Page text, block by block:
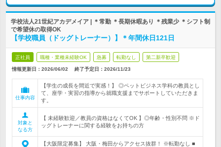
学校法人21世紀アカデメイア | ＊常勤 ＊長期休暇あり ＊残業少 ＊シフト制
で希望休の取得OK
【学校職員（ドッグトレーナー）】＊年間休日121日
正社員 職種・業種未経験OK 急募 転勤なし 第二新卒歓迎
情報更新日：2026/06/02 終了予定日： 2026/11/23
仕事内容
【学生の成長を間近で実感！】 ◎ペットビジネス学科の教員とし
て、座学・実習の指導から就職支援までサポートしていただきま
す。
対象と
なる方
【 未経験歓迎／教員の資格はなくてOK 】◎年齢・性別不問 ※ド
ッグトレーナーに関する経験をお持ちの方
【大阪限定募集】 大阪・梅田からアクセス抜群！ ※転勤なし ■